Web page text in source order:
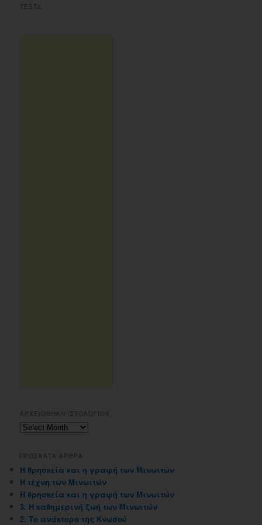
TEST2
ΑΡΧΕΙΟΘΗΚΗ ΙΣΤΟΛΟΓΙΟΥ
Αρχειοθηκη
ΠΡΟΣΦΑΤΑ ΑΡΘΡΑ
Η θρησκεία και η γραφή των Μινωιτών
Η τέχνη των Μινωιτών
Η θρησκεία και η γραφή των Μινωιτών
3. Η καθημερινή ζωή των Μινωιτών
2. Το ανάκτορο της Κνωσού